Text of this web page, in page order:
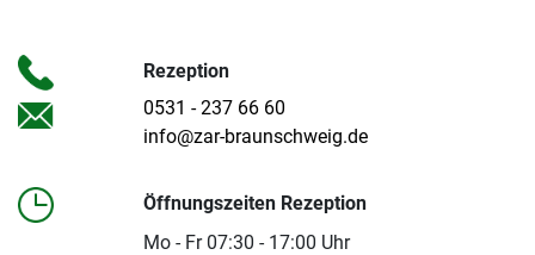
Rezeption
0531 - 237 66 60
info@zar-braunschweig.de
Öffnungszeiten Rezeption
Mo - Fr 07:30 - 17:00 Uhr